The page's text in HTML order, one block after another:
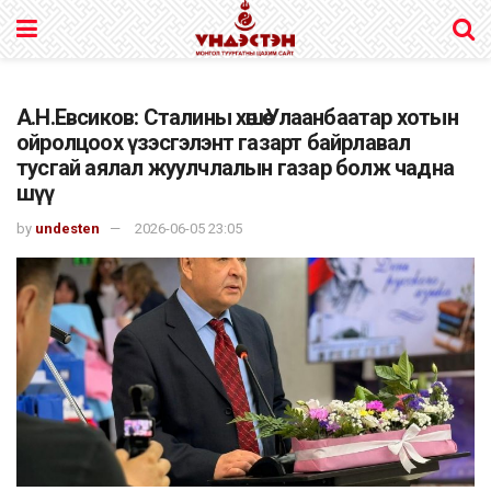
А.Н.Евсиков: Сталины хөшөө Улаанбаатар хотын
ойролцоох үзэсгэлэнт газарт байрлавал
тусгай аялал жуулчлалын газар болж чадна
шүү
by undesten 2026-06-05 23:05